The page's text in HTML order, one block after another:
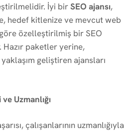
İyi birSEO ajansı,
hedef kitlenize ve mevcut web
özelleştirilmiş bir SEO
Hazır paketler yerine,
geliştiren ajansları
Uzmanlığı
çalışanlarının uzmanlığıyla